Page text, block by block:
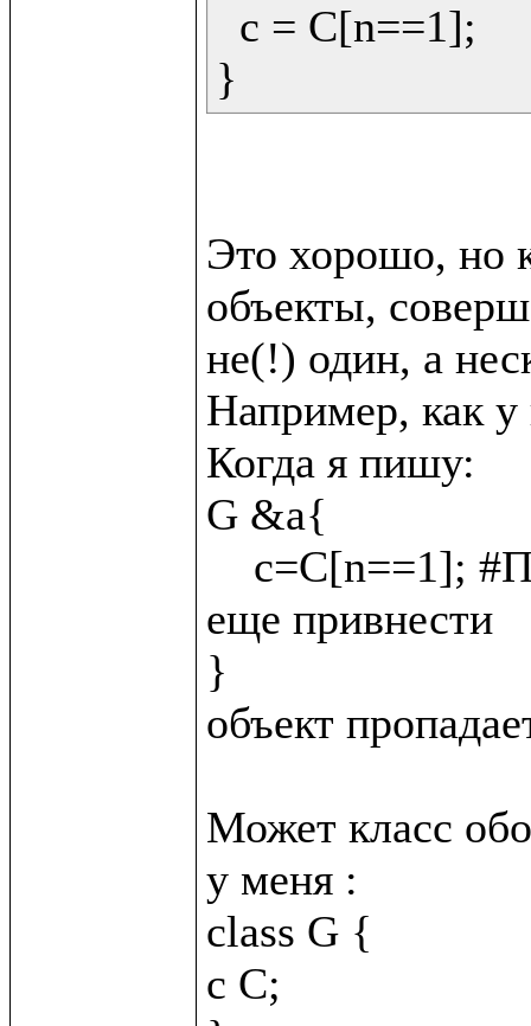
Это хорошо, но
объекты,
не(!) один, а
Например, как
Когда я пишу:
G &a{
еще привнести
}
объект
Может класс
у меня :
class G {
c C;